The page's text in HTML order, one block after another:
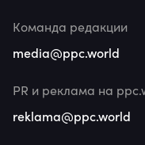
Команда редакции
media@ppc.world
PR и реклама на
reklama@ppc.world